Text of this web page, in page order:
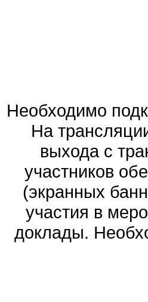
Необходимо
На
выхода с
участников
(экранных
участия в
доклады.